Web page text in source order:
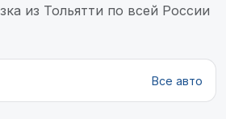
из Тольятти по всей России
Все авто